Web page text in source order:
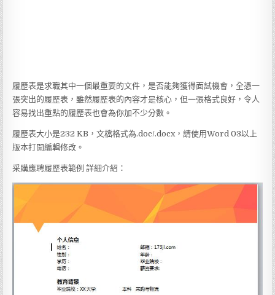
履歷表是求職其中一個最重要的文件，是否能夠獲得面試機會，全憑一
張突出的履歷表，雖然履歷表的內容才是核心，但一張格式良好，令人
容易找出重點的履歷表也會為你加不少分數。
履歷表大小是232 KB，文檔格式為.doc/.docx，請使用Word 03以上
版本打開編輯修改。
采購應聘履歷表範例 詳細介紹：